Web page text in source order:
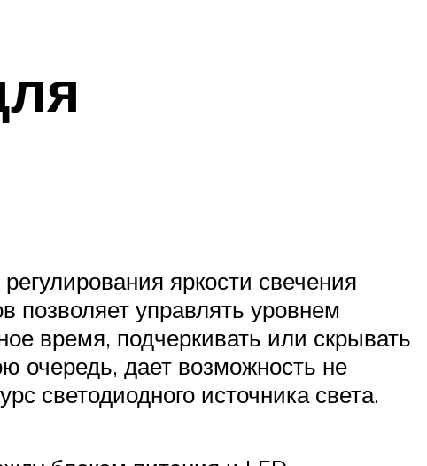
яркости свечения
управлять уровнем
время, подчеркивать или скрывать
очередь, дает возможность не
светодиодного источника света.